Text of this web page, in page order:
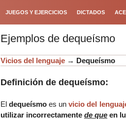
JUEGOS Y EJERCICIOS DICTADOS
Ejemplos de dequeísmo
Vicios del lenguaje → Dequeísmo
Definición de dequeísmo:
Eldequeísmo es unvicio del
utilizar incorrectamente de que en